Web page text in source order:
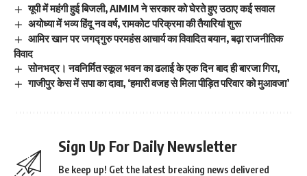
यूपी में महंगी हुई बिजली, AIMIM ने सरकार को घेरते हुए उठाए कई सवाल
अयोध्या में भव्य हिंदू नव वर्ष, रामकोट परिक्रमा की तैयारियां शुरू
आमिर खान पर जगद्गुरु परमहंस आचार्य का विवादित बयान, बढ़ा राजनीतिक
विवाद
सोनभद्र। नवनिर्मित स्कूल भवन का ढलाई के एक दिन बाद ही बारजा गिरा,
गाजीपुर केस में सपा का दावा, ‘हमारी वजह से मिला पीड़ित परिवार को मुआवजा’
Sign Up For Daily Newsletter
Be keep up! Get the latest breaking news delivered